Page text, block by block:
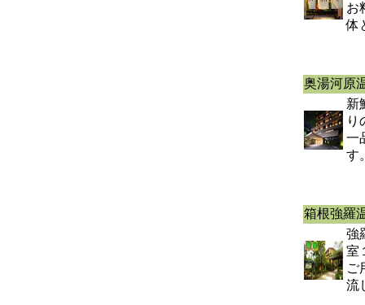
お
体
奥湯河原
新
り
一
す
箱根強
強
室
ご
流